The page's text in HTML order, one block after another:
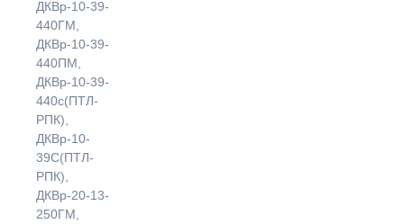
ДКВр-10-39-
440ГМ,
ДКВр-10-39-
440ПМ,
ДКВр-10-39-
440с(ПТЛ-
РПК),
ДКВр-10-
39С(ПТЛ-
РПК),
ДКВр-20-13-
250ГМ,